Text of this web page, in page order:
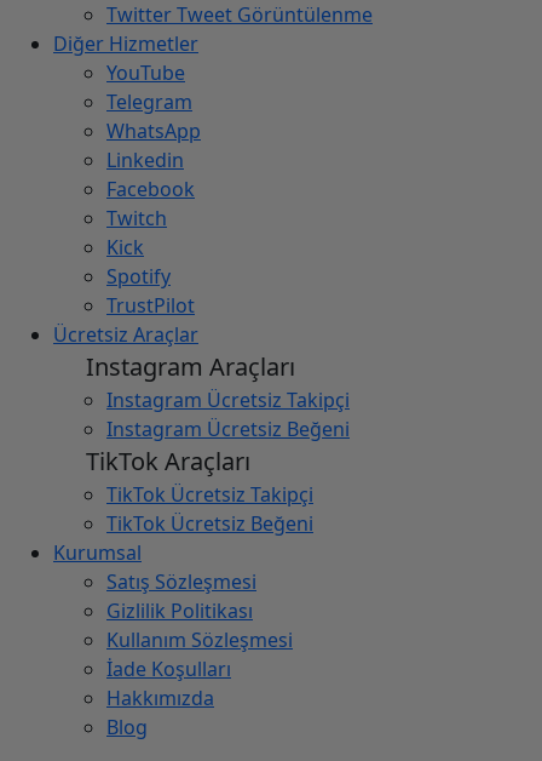
Twitter Tweet Görüntülenme
Diğer Hizmetler
YouTube
Telegram
WhatsApp
Linkedin
Facebook
Twitch
Kick
Spotify
TrustPilot
Ücretsiz Araçlar
Instagram Araçları
Instagram Ücretsiz Takipçi
Instagram Ücretsiz Beğeni
TikTok Araçları
TikTok Ücretsiz Takipçi
TikTok Ücretsiz Beğeni
Kurumsal
Satış Sözleşmesi
Gizlilik Politikası
Kullanım Sözleşmesi
İade Koşulları
Hakkımızda
Blog